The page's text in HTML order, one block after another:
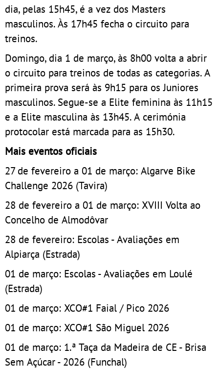
dia, pelas 15h45, é a vez dos Masters
masculinos. Às 17h45 fecha o circuito para
treinos.
Domingo, dia 1 de março, às 8h00 volta a abrir
o circuito para treinos de todas as categorias. A
primeira prova será às 9h15 para os Juniores
masculinos. Segue-se a Elite feminina às 11h15
e a Elite masculina às 13h45. A cerimónia
protocolar está marcada para as 15h30.
Mais eventos oficiais
27 de fevereiro a 01 de março: Algarve Bike
Challenge 2026 (Tavira)
28 de fevereiro a 01 de março: XVIII Volta ao
Concelho de Almodôvar
28 de fevereiro: Escolas - Avaliações em
Alpiarça (Estrada)
01 de março: Escolas - Avaliações em Loulé
(Estrada)
01 de março: XCO#1 Faial / Pico 2026
01 de março: XCO#1 São Miguel 2026
01 de março: 1.ª Taça da Madeira de CE - Brisa
Sem Açúcar - 2026 (Funchal)